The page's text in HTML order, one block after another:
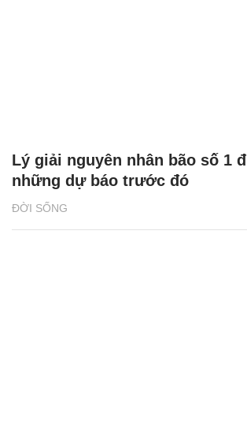
ĐỜI SỐNG
Lý giải nguyên nhân bão số 1
những dự báo trước đó